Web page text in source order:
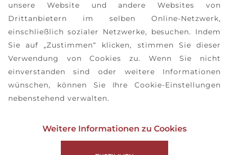
DATENSCHUTZ-BESTIMMUNGEN IMPRESSUM
unsere Website und andere Websites von
Drittanbietern im selben Online-Netzwerk,
einschließlich sozialer Netzwerke, besuchen. Indem
Sie auf „Zustimmen“ klicken, stimmen Sie dieser
Verwendung von Cookies zu. Wenn Sie nicht
einverstanden sind oder weitere Informationen
wünschen, können Sie Ihre Cookie-Einstellungen
nebenstehend verwalten.
Weitere Informationen zu Cookies